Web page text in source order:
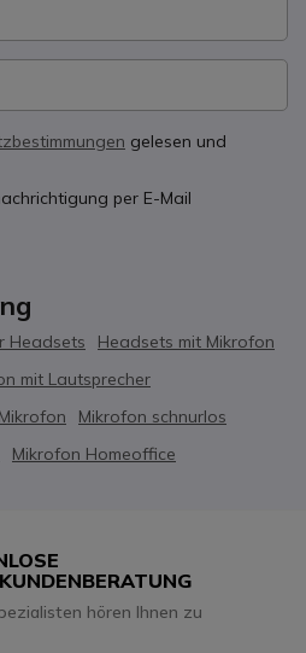
gelesen und
per E-Mail
Headsets
Headsets mit Mikrofon
mit Lautsprecher
Mikrofon schnurlos
Mikrofon Homeoffice
hören Ihnen zu